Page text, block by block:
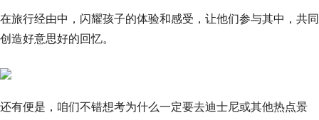
在旅行经由中，闪耀孩子的体验和感受，让他们参与其中，共同
创造好意思好的回忆。
还有便是，咱们不错想考为什么一定要去迪士尼或其他热点景